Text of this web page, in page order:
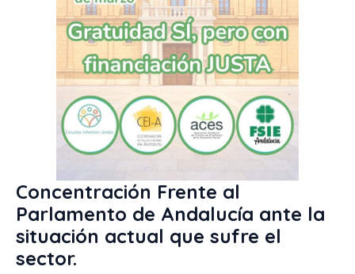
Concentración Frente al
Parlamento de Andalucía ante la
situación actual que sufre el
sector.